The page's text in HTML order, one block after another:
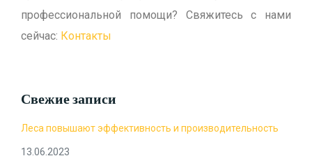
профессиональной помощи? Свяжитесь с нами
сейчас: Контакты
Свежие записи
Леса повышают эффективность и производительность
13.06.2023